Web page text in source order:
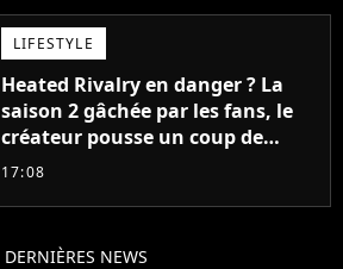
LIFESTYLE
Heated Rivalry en danger ? La
saison 2 gâchée par les fans, le
créateur pousse un coup de
gueule
17:08
DERNIÈRES NEWS